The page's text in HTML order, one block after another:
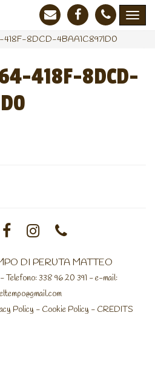
418F-8DCD-4BAA1C8971D0
418F-8DCD-
DI PERUTA MATTEO
Telefono: 338 96 20 391 - e-mail:
Policy - Cookie Policy - CREDITS